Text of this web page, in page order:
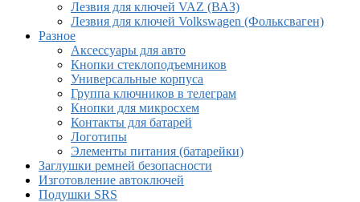
Лезвия для ключей VAZ (ВАЗ)
Лезвия для ключей Volkswagen (Фольксваген)
Разное
Aксессуары для авто
Кнопки стеклоподъемников
Универсальные корпуса
Группа ключников в телеграм
Кнопки для микросхем
Контакты для батарей
Логотипы
Элементы питания (батарейки)
Заглушки ремней безопасности
Изготовление автоключей
Подушки SRS